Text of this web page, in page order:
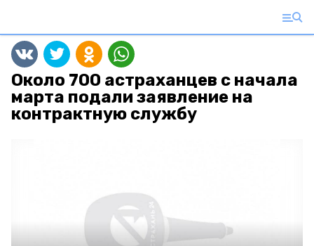
Около 700 астраханцев с начала
марта подали заявление на
контрактную службу